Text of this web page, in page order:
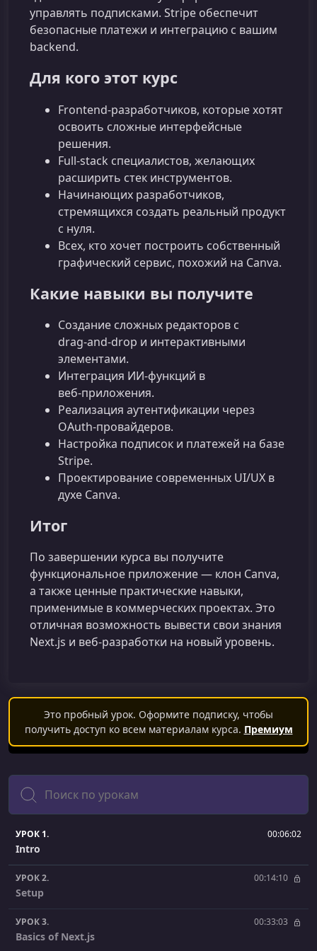
управлять подписками. Stripe обеспечит
безопасные платежи и интеграцию с вашим
backend.
Для кого этот курс
Frontend‑разработчиков, которые хотят
освоить сложные интерфейсные
решения.
Full‑stack специалистов, желающих
расширить стек инструментов.
Начинающих разработчиков,
стремящихся создать реальный продукт
с нуля.
Всех, кто хочет построить собственный
графический сервис, похожий на Canva.
Какие навыки вы получите
Создание сложных редакторов с
drag‑and‑drop и интерактивными
элементами.
Интеграция ИИ‑функций в
веб‑приложения.
Реализация аутентификации через
OAuth‑провайдеров.
Настройка подписок и платежей на базе
Stripe.
Проектирование современных UI/UX в
духе Canva.
Итог
По завершении курса вы получите
функциональное приложение — клон Canva,
а также ценные практические навыки,
применимые в коммерческих проектах. Это
отличная возможность вывести свои знания
Next.js и веб‑разработки на новый уровень.
Это пробный урок. Оформите подписку, чтобы
получить доступ ко всем материалам курса. Премиум
Поиск
УРОК 1. 00:06:02
Intro
УРОК 2. 00:14:10
Setup
УРОК 3. 00:33:03
Basics of Next.js